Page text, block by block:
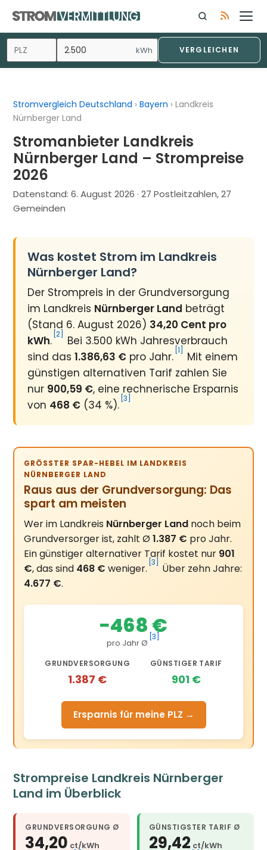
Inhalt
springen
kWh VERGLEICHEN
Stromvergleich Deutschland ›Bayern ›Landkreis
Nürnberger Land
Stromanbieter Landkreis
Nürnberger Land – Strompreise
2026
Datenstand:6. August 2026 · 27 Postleitzahlen, 27
Gemeinden
Was kostet Strom im Landkreis
Nürnberger Land?
Der Strompreis in der Grundversorgung
im Landkreis Nürnberger Land beträgt
(Stand 6. August 2026) 34,20 Cent pro
kWh. [2]
Bei 3.500 kWh Jahresverbrauch
sind das1.386,63 € pro Jahr. [1]
Mit einem
günstigen alternativen Tarif zahlen Sie
nur 900,59 €, eine rechnerische Ersparnis
von 468 € (34 %). [3]
GRÖSSTER SPAR-HEBEL IM LANDKREIS N
ÜRNBERGER LAND
Raus aus der Grundversorgung: Das
spart am meisten
Wer im Landkreis Nürnberger Land noch beim
Grundversorger ist, zahlt Ø1.387 € pro Jahr.
Ein günstiger alternativer Tarif kostet nur 901
€, das sind 468 € weniger. [3]
Über zehn Jahre:
4.677 €.
−468 €
pro Jahr Ø
[3]
GRUNDVERSORGUNG
1.387 €
GÜNSTIGER TARIF
901 €
Ersparnis für meine PLZ →
Strompreise Landkreis Nürnberger
Land im Überblick
GRUNDVERSORGUNG Ø
34,20 ct/kWh
GÜNSTIGSTER TARIF Ø
29,42 ct/kWh